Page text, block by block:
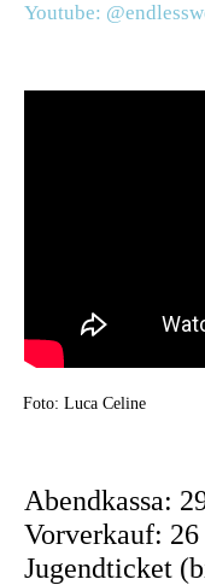
Youtube:
Foto: Luca Celine
Abendkassa:
Vorverkauf: 26
Jugendticket